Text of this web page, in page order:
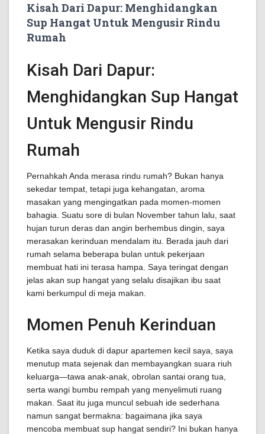
Kisah Dari Dapur: Menghidangkan
Sup Hangat Untuk Mengusir Rindu
Rumah
Kisah Dari Dapur:
Menghidangkan Sup Hangat
Untuk Mengusir Rindu
Rumah
Pernahkah Anda merasa rindu rumah? Bukan hanya
sekedar tempat, tetapi juga kehangatan, aroma
masakan yang mengingatkan pada momen-momen
bahagia. Suatu sore di bulan November tahun lalu, saat
hujan turun deras dan angin berhembus dingin, saya
merasakan kerinduan mendalam itu. Berada jauh dari
rumah selama beberapa bulan untuk pekerjaan
membuat hati ini terasa hampa. Saya teringat dengan
jelas akan sup hangat yang selalu disajikan ibu saat
kami berkumpul di meja makan.
Momen Penuh Kerinduan
Ketika saya duduk di dapur apartemen kecil saya, saya
menutup mata sejenak dan membayangkan suara riuh
keluarga—tawa anak-anak, obrolan santai orang tua,
serta wangi bumbu rempah yang menyelimuti ruang
makan. Saat itu juga muncul sebuah ide sederhana
namun sangat bermakna: bagaimana jika saya
mencoba membuat sup hangat sendiri? Ini bukan hanya